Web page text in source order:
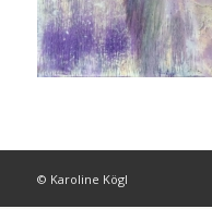
© Karoline Kögl